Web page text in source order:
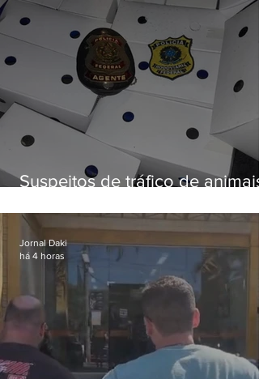
Suspeitos de tráfico de animais
aves
Jornal Daki
há 4 horas